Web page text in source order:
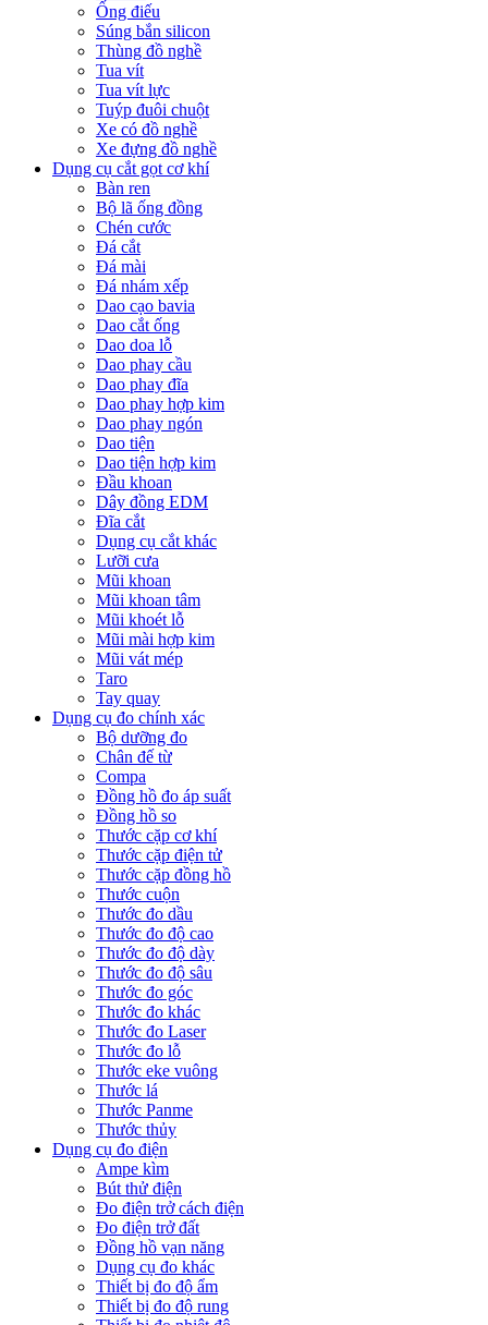
Ống điếu
Súng bắn silicon
Thùng đồ nghề
Tua vít
Tua vít lực
Tuýp đuôi chuột
Xe có đồ nghề
Xe đựng đồ nghề
Dụng cụ cắt gọt cơ khí
Bàn ren
Bộ lã ống đồng
Chén cước
Đá cắt
Đá mài
Đá nhám xếp
Dao cạo bavia
Dao cắt ống
Dao doa lỗ
Dao phay cầu
Dao phay đĩa
Dao phay hợp kim
Dao phay ngón
Dao tiện
Dao tiện hợp kim
Đầu khoan
Dây đồng EDM
Đĩa cắt
Dụng cụ cắt khác
Lưỡi cưa
Mũi khoan
Mũi khoan tâm
Mũi khoét lỗ
Mũi mài hợp kim
Mũi vát mép
Taro
Tay quay
Dụng cụ đo chính xác
Bộ dưỡng đo
Chân đế từ
Compa
Đồng hồ đo áp suất
Đồng hồ so
Thước cặp cơ khí
Thước cặp điện tử
Thước cặp đồng hồ
Thước cuộn
Thước đo dầu
Thước đo độ cao
Thước đo độ dày
Thước đo độ sâu
Thước đo góc
Thước đo khác
Thước đo Laser
Thước đo lỗ
Thước eke vuông
Thước lá
Thước Panme
Thước thủy
Dụng cụ đo điện
Ampe kìm
Bút thử điện
Đo điện trở cách điện
Đo điện trở đất
Đồng hồ vạn năng
Dụng cụ đo khác
Thiết bị đo độ ẩm
Thiết bị đo độ rung